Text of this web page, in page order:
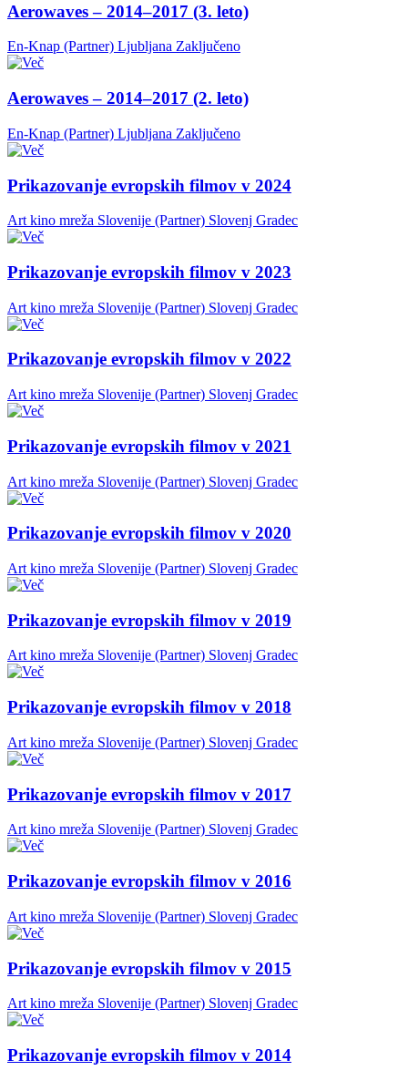
Aerowaves – 2014–2017 (3. leto)
En-Knap (Partner) Ljubljana Zaključeno
Aerowaves – 2014–2017 (2. leto)
En-Knap (Partner) Ljubljana Zaključeno
Prikazovanje evropskih filmov v 2024
Art kino mreža Slovenije (Partner) Slovenj Gradec
Prikazovanje evropskih filmov v 2023
Art kino mreža Slovenije (Partner) Slovenj Gradec
Prikazovanje evropskih filmov v 2022
Art kino mreža Slovenije (Partner) Slovenj Gradec
Prikazovanje evropskih filmov v 2021
Art kino mreža Slovenije (Partner) Slovenj Gradec
Prikazovanje evropskih filmov v 2020
Art kino mreža Slovenije (Partner) Slovenj Gradec
Prikazovanje evropskih filmov v 2019
Art kino mreža Slovenije (Partner) Slovenj Gradec
Prikazovanje evropskih filmov v 2018
Art kino mreža Slovenije (Partner) Slovenj Gradec
Prikazovanje evropskih filmov v 2017
Art kino mreža Slovenije (Partner) Slovenj Gradec
Prikazovanje evropskih filmov v 2016
Art kino mreža Slovenije (Partner) Slovenj Gradec
Prikazovanje evropskih filmov v 2015
Art kino mreža Slovenije (Partner) Slovenj Gradec
Prikazovanje evropskih filmov v 2014